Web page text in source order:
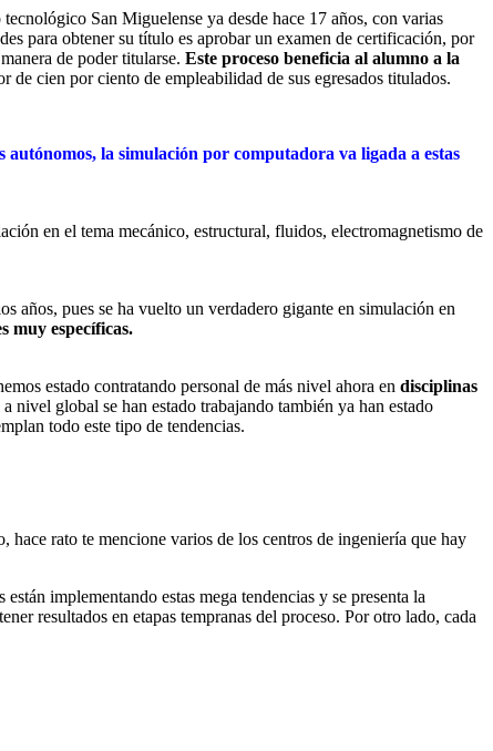
San Miguelense ya desde hace 17 años, con varias
para obtener su título es aprobar un examen de certificación, por
de poder titularse. Este proceso beneficia al alumno a la
cien por ciento de empleabilidad de sus egresados titulados.
la simulación por computadora va ligada a estas
en el tema mecánico, estructural, fluidos, electromagnetismo de
años, pues se ha vuelto un verdadero gigante en simulación en
muy específicas.
estado contratando personal de más nivel ahora en disciplinas
nivel global se han estado trabajando también ya han estado
todo este tipo de tendencias.
hace rato te mencione varios de los centros de ingeniería que hay
están implementando estas mega tendencias y se presenta la
resultados en etapas tempranas del proceso. Por otro lado, cada